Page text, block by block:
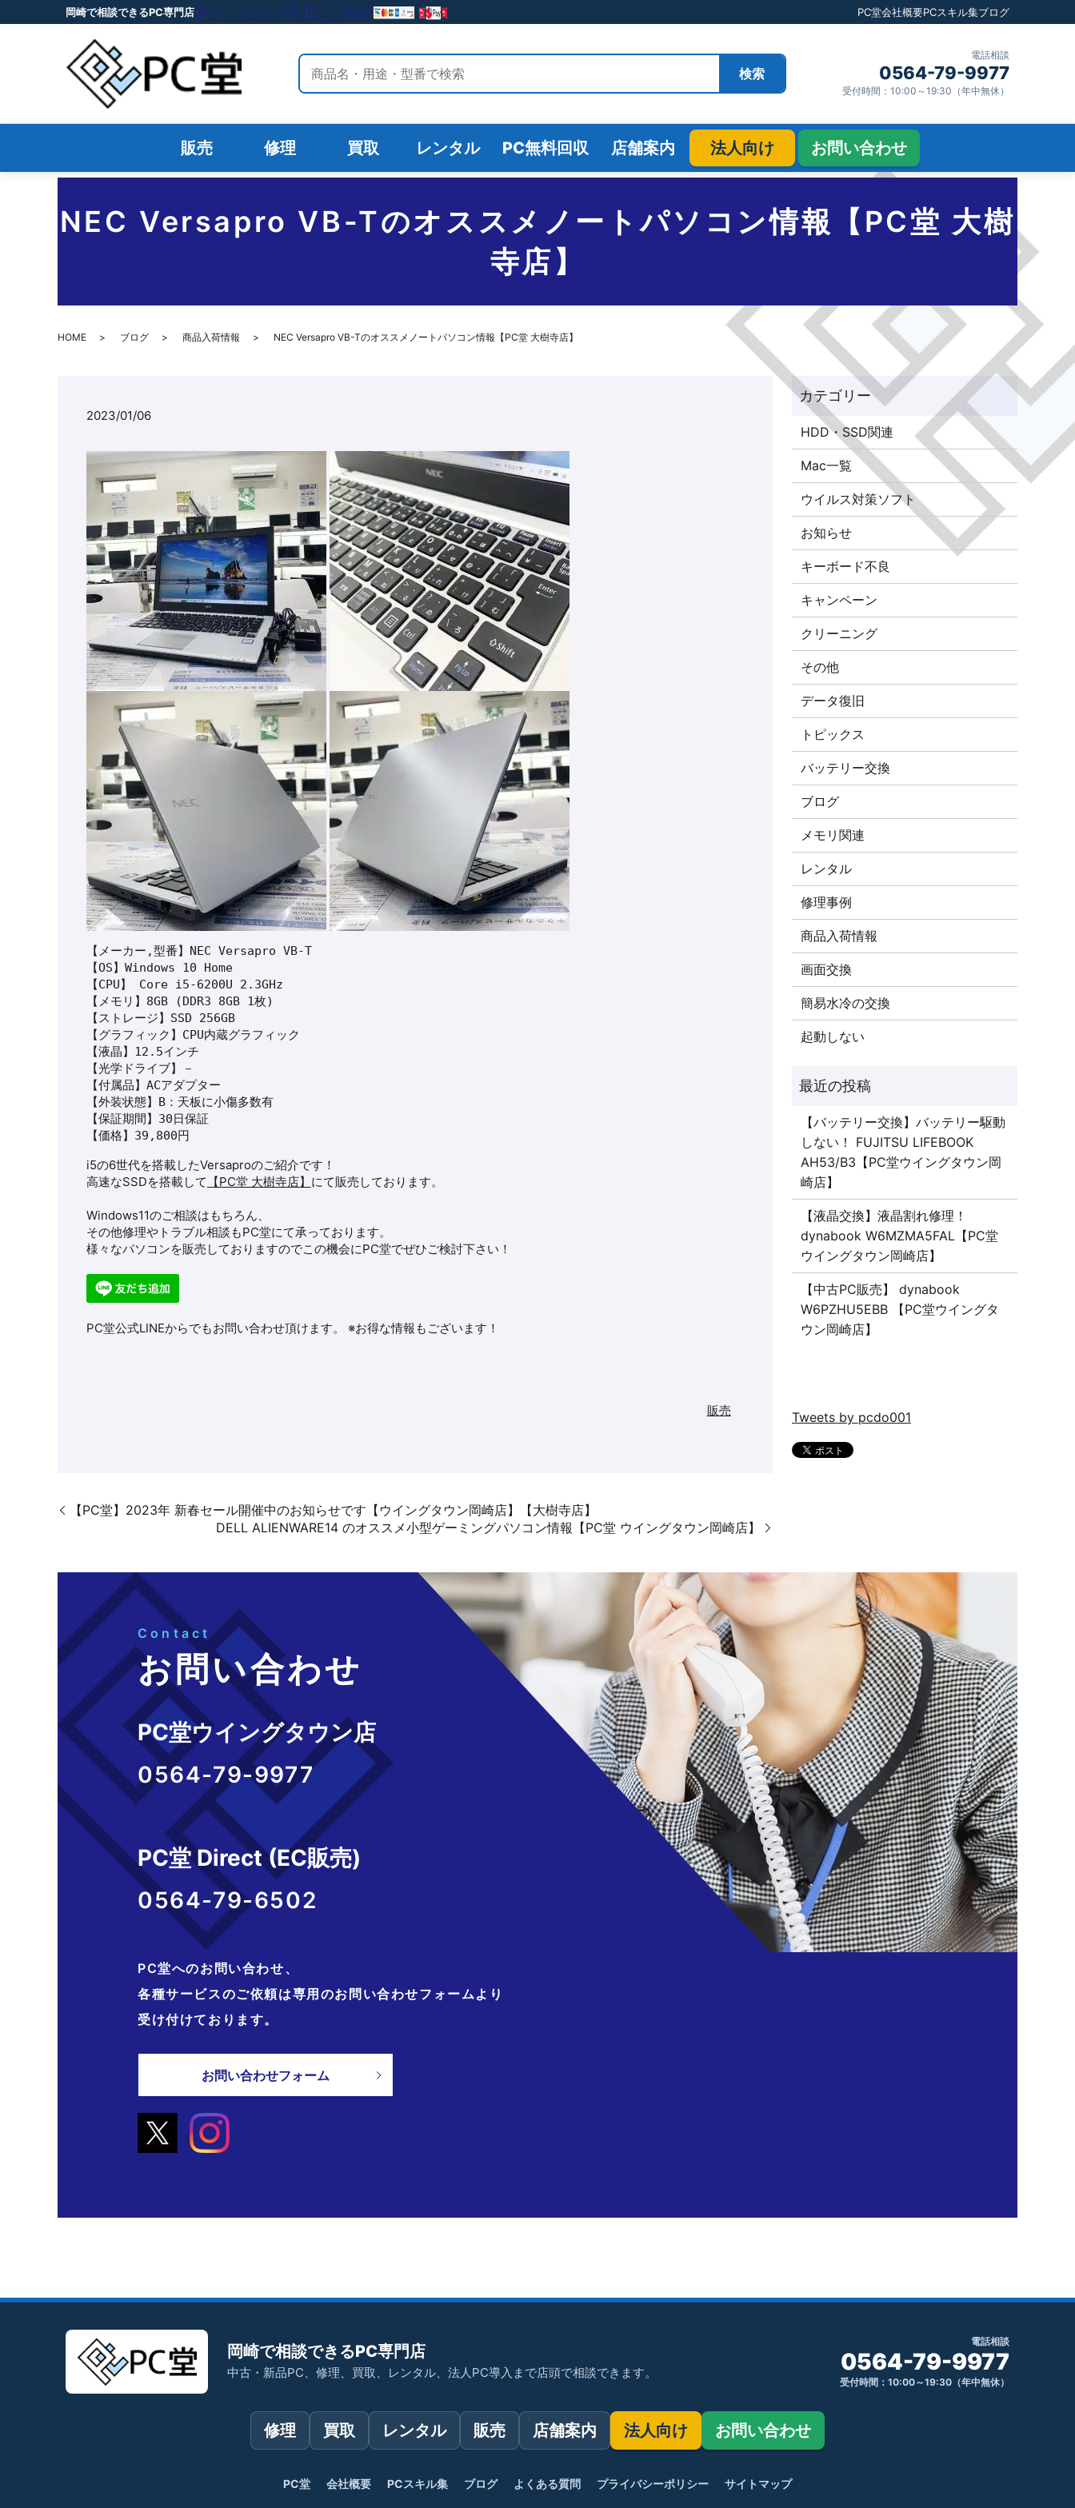
岡崎で相談できるPC専門店 PC堂会社概要PCスキル集ブログ
サイト内検索
検索
電話相談
0564-79-9977
受付時間：10:00～19:30（年中無休）
販売 修理 買取 レンタル PC無料回収 店舗案内 法人向け お問い合わせ
NEC Versapro VB-Tのオススメノートパソコン情報【PC堂 大樹
寺店】
HOME ブログ 商品入荷情報 NEC Versapro VB-Tのオススメノートパソコン情報【PC堂 大樹寺店】
2023/01/06
【メーカー,型番】NEC Versapro VB-T
【OS】Windows 10 Home
【CPU】 Core i5-6200U 2.3GHz
【メモリ】8GB (DDR3 8GB 1枚)
【ストレージ】SSD 256GB
【グラフィック】CPU内蔵グラフィック
【液晶】12.5インチ
【光学ドライブ】－
【付属品】ACアダプター
【外装状態】B：天板に小傷多数有
【保証期間】30日保証
【価格】39,800円
i5の6世代を搭載したVersaproのご紹介です！
高速なSSDを搭載して 【PC堂 大樹寺店】 にて販売しております。
Windows11のご相談はもちろん、
その他修理やトラブル相談もPC堂にて承っております。
様々なパソコンを販売しておりますのでこの機会にPC堂でぜひご検討下さい！
PC堂公式LINEからでもお問い合わせ頂けます。 ※お得な情報もございます！
販売
【PC堂】2023年 新春セール開催中のお知らせです【ウイングタウン岡崎店】【大樹寺店】
DELL ALIENWARE14 のオススメ小型ゲーミングパソコン情報【PC堂 ウイングタウン岡崎店】
HDD・SSD関連
Mac一覧
ウイルス対策ソフト
お知らせ
キーボード不良
キャンペーン
クリーニング
その他
データ復旧
トピックス
バッテリー交換
ブログ
メモリ関連
レンタル
修理事例
商品入荷情報
画面交換
簡易水冷の交換
起動しない
【バッテリー交換】バッテリー駆動
しない！ FUJITSU LIFEBOOK
AH53/B3【PC堂ウイングタウン岡
崎店】
【液晶交換】液晶割れ修理！
dynabook W6MZMA5FAL【PC堂
ウイングタウン岡崎店】
【中古PC販売】 dynabook
W6PZHU5EBB 【PC堂ウイングタ
ウン岡崎店】
Tweets by pcdo001
Contact
お問い合わせ
PC堂ウイングタウン店
0564-79-9977
PC堂 Direct (EC販売)
0564-79-6502
PC堂へのお問い合わせ、
各種サービスのご依頼は専用のお問い合わせフォームより
受け付けております。
お問い合わせフォーム
岡崎で相談できるPC専門店
中古・新品PC、修理、買取、レンタル、法人PC導入まで店頭で相談できます。
電話相談
0564-79-9977
受付時間：10:00～19:30（年中無休）
修理 買取 レンタル 販売 店舗案内 法人向け お問い合わせ
PC堂 会社概要 PCスキル集 ブログ よくある質問 プライバシーポリシー サイトマップ